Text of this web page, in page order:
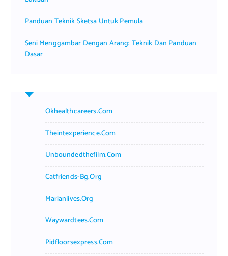
Panduan Teknik Sketsa Untuk Pemula
Seni Menggambar Dengan Arang: Teknik Dan Panduan
Dasar
Okhealthcareers.com
Theintexperience.com
Unboundedthefilm.com
Catfriends-Bg.org
Marianlives.org
Waywardtees.com
Pidfloorsexpress.com